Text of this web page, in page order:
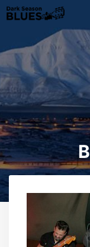
Hopp
til